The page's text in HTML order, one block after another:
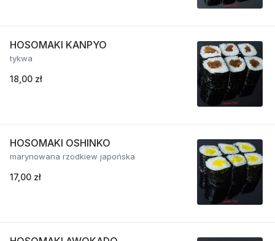
HOSOMAKI KANPYO
tykwa
18,00 zł
HOSOMAKI OSHINKO
marynowana rzodkiew japońska
17,00 zł